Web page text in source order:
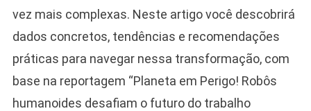
vez mais complexas. Neste artigo você descobrirá
dados concretos, tendências e recomendações
práticas para navegar nessa transformação, com
base na reportagem “Planeta em Perigo! Robôs
humanoides desafiam o futuro do trabalho